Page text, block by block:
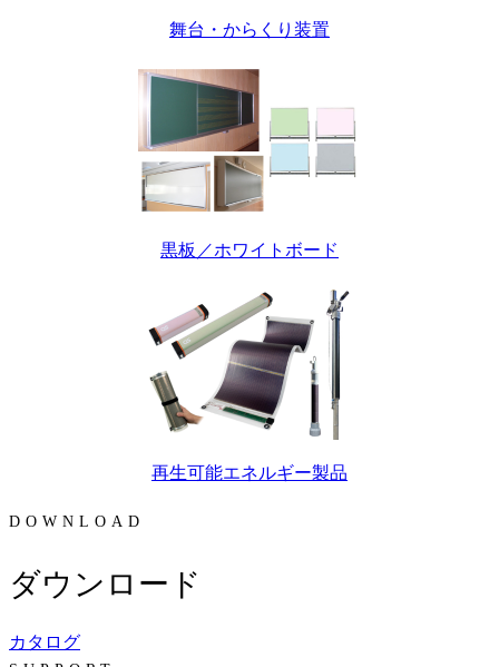
舞台・からくり装置
黒板／ホワイトボード
再生可能エネルギー製品
DOWNLOAD
ダウンロード
カタログ